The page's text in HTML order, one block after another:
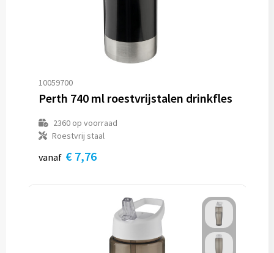
10059700
Perth 740 ml roestvrijstalen drinkfles
2360op voorraad
Roestvrij staal
vanaf € 7,76